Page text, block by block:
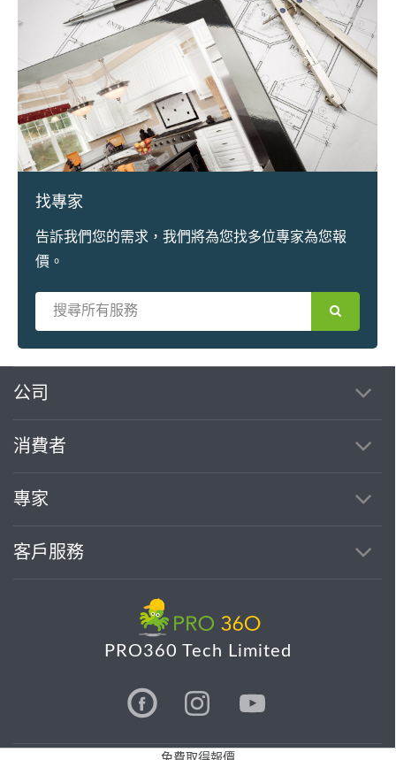
找專家
告訴我們您的需求，我們將為您找多位專家為您報
價。
公司
消費者
專家
客戶服務
PRO360 Tech Limited